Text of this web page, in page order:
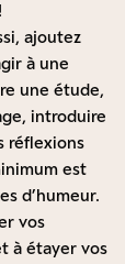
ajoutez
à une
une étude,
introduire
réflexions
est
d’humeur.
vos
à étayer vos